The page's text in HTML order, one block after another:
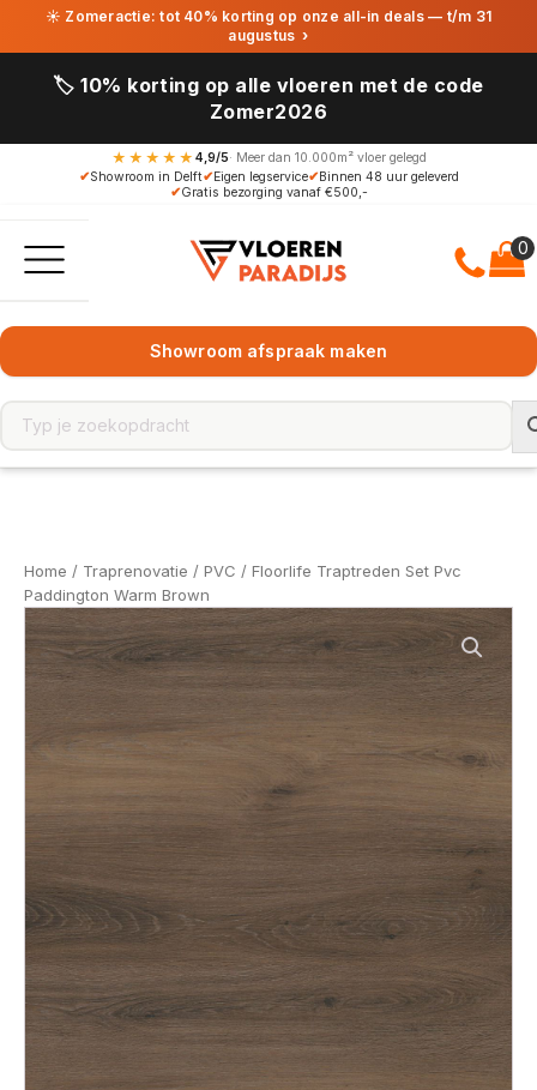
☀ Zomeractie: tot 40% korting op onze all-in deals — t/m 31
augustus ›
🏷️ 10% korting op alle vloeren met de code
Zomer2026
★★★★★ 4,9/5· Meer dan 10.000m² vloer gelegd
✔Showroom in Delft✔Eigen legservice✔Binnen 48 uur geleverd
✔Gratis bezorging vanaf €500,-
Showroom afspraak maken
Home / Traprenovatie / PVC / Floorlife Traptreden Set Pvc
Paddington Warm Brown